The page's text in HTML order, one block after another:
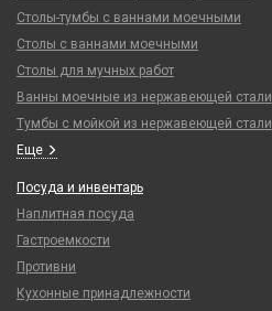
Столы-тумбы с ваннами моечными
Столы с ваннами моечными
Столы для мучных работ
Ванны моечные из нержавеющей стали
Тумбы с мойкой из нержавеющей стали
Еще
Посуда и инвентарь
Наплитная посуда
Гастроемкости
Противни
Кухонные принадлежности